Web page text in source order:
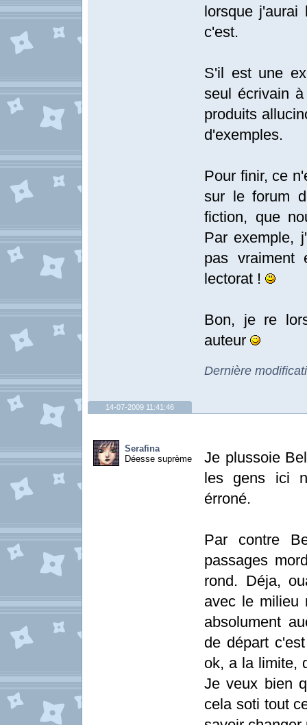
lorsque
c'est.
S'il est une
seul écrivain
produits
d'exemples.
Pour finir, ce
sur le forum
fiction, que
Par exemple,
pas
lectorat !
Bon, je re
auteur
Dernière
14-07-2009 11:41:46
Serafina
Déesse suprème
Je plussoie
les gens ici
érroné.
Par contre
passages
rond. Déja,
avec le milieu
absolument
de départ
ok, a la limite,
Je veux bien
cela soti tout